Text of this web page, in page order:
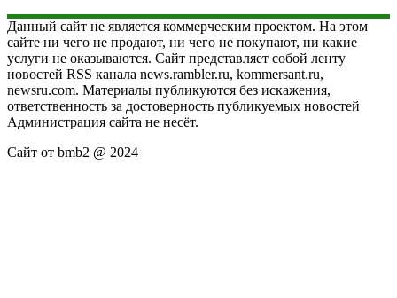
Данный сайт не является коммерческим проектом. На этом
сайте ни чего не продают, ни чего не покупают, ни какие
услуги не оказываются. Сайт представляет собой ленту
новостей RSS канала news.rambler.ru, kommersant.ru,
newsru.com. Материалы публикуются без искажения,
ответственность за достоверность публикуемых новостей
Администрация сайта не несёт.
Сайт от bmb2 @ 2024